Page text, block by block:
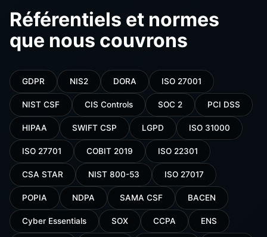
Référentiels et normes
que nous couvrons
GDPR NIS2 DORA ISO 27001
NIST CSF CIS Controls SOC 2 PCI DSS
HIPAA SWIFT CSP LGPD ISO 31000
ISO 27701 COBIT 2019 ISO 22301
CSA STAR NIST 800-53 ISO 27017
POPIA NDPA SAMA CSF BACEN
Cyber Essentials SOX CCPA ENS